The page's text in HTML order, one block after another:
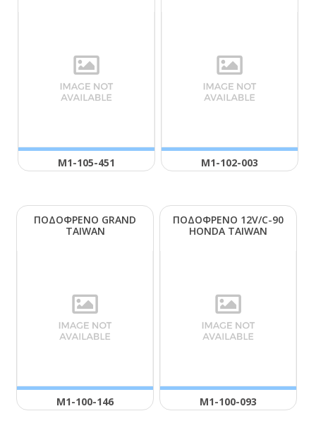
Μ1-105-451 Μ1-102-003
ΠΟΔΟΦΡΕΝΟ GRΑΝD
ΤΑΙWΑΝ
Μ1-100-146
ΠΟΔΟΦΡΕΝΟ 12V/C-90
ΗΟΝDΑ ΤΑΙWΑΝ
Μ1-100-093